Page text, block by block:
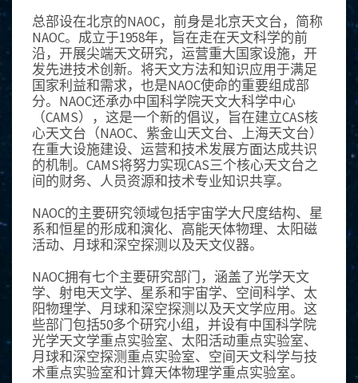
总部设在北京的NAOC，前身是北京天文台，简称
NAOC。成立于1958年，旨在走在天文科学的前
沿，开展尖端天文研究，运营重大国家设施，开
发先进技术创新。将天文方法和知识应用于满足
国家利益和需求，也是NAOC使命的重要组成部
分。NAOC还承办中国科学院天文大科学中心
（CAMS），这是一个新的倡议，旨在建立CAS核
心天文台（NAOC、紫金山天文台、上海天文台）
在重大设施建设、运营和技术发展方面达成共识
的机制。CAMS将努力实现CAS三个核心天文台之
间的财务、人员资源和技术专业知识共享。
NAOC的主要研究领域包括宇宙学大尺度结构、星
系和恒星的形成和演化、高能天体物理、太阳磁
活动、月球和深空探测以及天文仪器。
NAOC拥有七个主要研究部门，涵盖了光学天文
学、射电天文学、星系和宇宙学、空间科学、太
阳物理学、月球和深空探测以及天文学应用。这
些部门包括50多个研究小组，并设有中国科学院
光学天文学重点实验室、太阳活动重点实验室、
月球和深空探测重点实验室、空间天文科学与技
术重点实验室和计算天体物理学重点实验室。